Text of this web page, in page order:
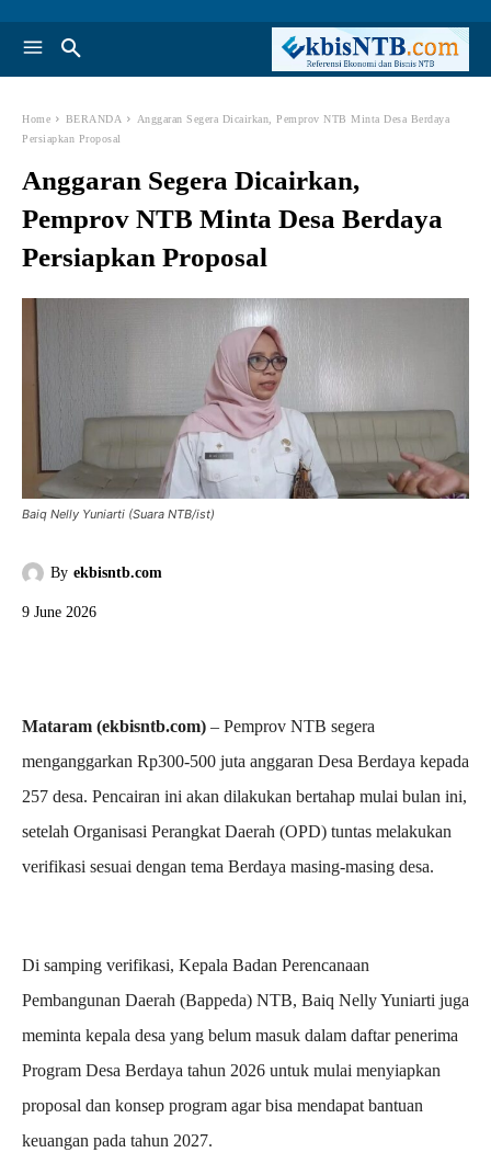
Home BERANDA
Anggaran Segera Dicairkan, Pemprov NTB Minta Desa Berdaya
Persiapkan Proposal
Anggaran Segera Dicairkan,
Pemprov NTB Minta Desa Berdaya
Persiapkan Proposal
Baiq Nelly Yuniarti (Suara NTB/ist)
By ekbisntb.com
9 June 2026
Mataram (ekbisntb.com) – Pemprov NTB segera
menganggarkan Rp300-500 juta anggaran Desa Berdaya kepada
257 desa. Pencairan ini akan dilakukan bertahap mulai bulan ini,
setelah Organisasi Perangkat Daerah (OPD) tuntas melakukan
verifikasi sesuai dengan tema Berdaya masing-masing desa.
Di samping verifikasi, Kepala Badan Perencanaan
Pembangunan Daerah (Bappeda) NTB, Baiq Nelly Yuniarti juga
meminta kepala desa yang belum masuk dalam daftar penerima
Program Desa Berdaya tahun 2026 untuk mulai menyiapkan
proposal dan konsep program agar bisa mendapat bantuan
keuangan pada tahun 2027.